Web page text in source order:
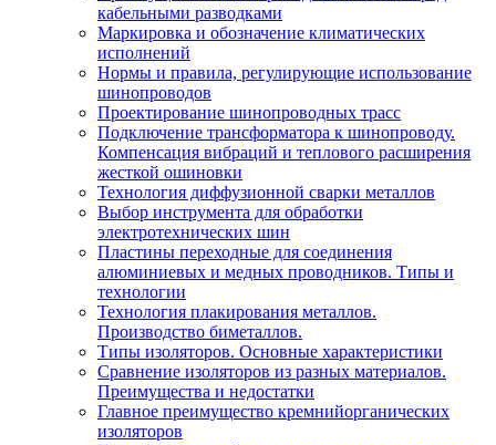
кабельными разводками
Маркировка и обозначение климатических
исполнений
Нормы и правила, регулирующие использование
шинопроводов
Проектирование шинопроводных трасс
Подключение трансформатора к шинопроводу.
Компенсация вибраций и теплового расширения
жесткой ошиновки
Технология диффузионной сварки металлов
Выбор инструмента для обработки
электротехнических шин
Пластины переходные для соединения
алюминиевых и медных проводников. Типы и
технологии
Технология плакирования металлов.
Производство биметаллов.
Типы изоляторов. Основные характеристики
Сравнение изоляторов из разных материалов.
Преимущества и недостатки
Главное преимущество кремнийорганических
изоляторов